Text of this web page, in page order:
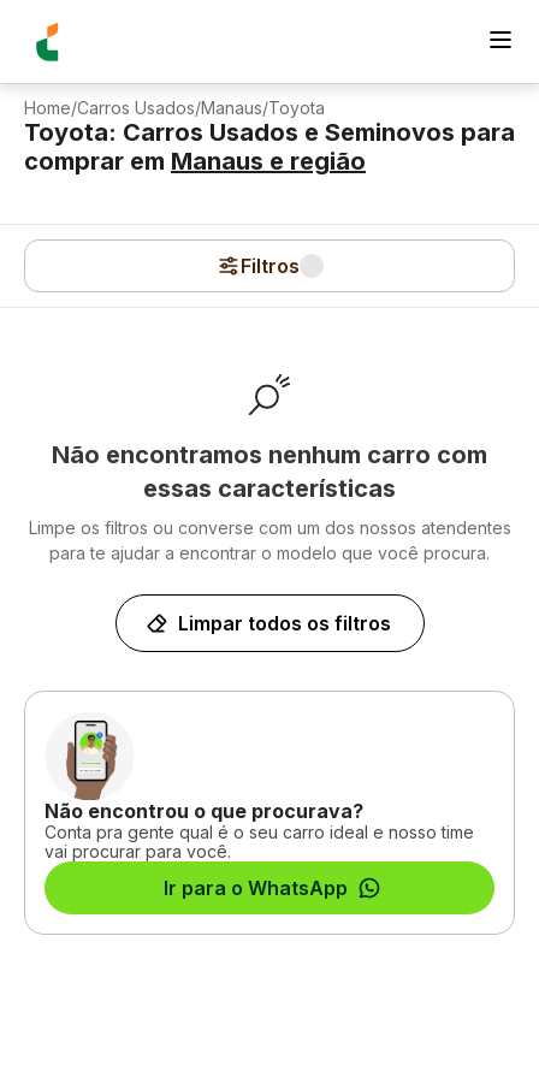
Home/Carros Usados/Manaus/Toyota
Toyota: Carros Usados e Seminovos para
comprar em Manaus e região
Filtros
Não encontramos nenhum carro com
essas características
Limpe os filtros ou converse com um dos nossos atendentes
para te ajudar a encontrar o modelo que você procura.
Limpar todos os filtros
Não encontrou o que procurava?
Conta pra gente qual é o seu carro ideal e nosso time
vai procurar para você.
Ir para o WhatsApp